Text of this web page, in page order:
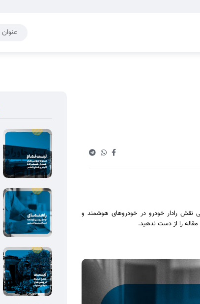
نقش رادار خودرو در خودروهای هوشمند و
مقاله را از دست ندهید.